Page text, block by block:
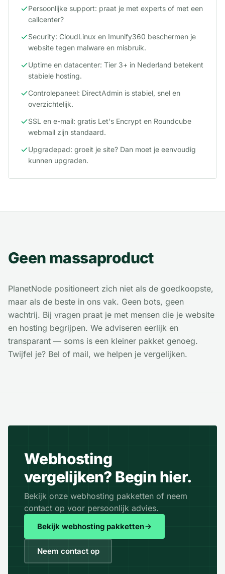
Persoonlijke support: praat je met experts of met een
callcenter?
Security: CloudLinux en Imunify360 beschermen je
website tegen malware en misbruik.
Uptime en datacenter: Tier 3+ in Nederland betekent
stabiele hosting.
Controlepaneel: DirectAdmin is stabiel, snel en
overzichtelijk.
SSL en e-mail: gratis Let's Encrypt en Roundcube
webmail zijn standaard.
Upgradepad: groeit je site? Dan moet je eenvoudig
kunnen upgraden.
Geen massaproduct
PlanetNode positioneert zich niet als de goedkoopste,
maar als de beste in ons vak. Geen bots, geen
wachtrij. Bij vragen praat je met mensen die je website
en hosting begrijpen. We adviseren eerlijk en
transparant — soms is een kleiner pakket genoeg.
Twijfel je? Bel of mail, we helpen je vergelijken.
Webhosting
vergelijken? Begin hier.
Bekijk onze webhosting pakketten of neem
contact op voor persoonlijk advies.
Bekijk webhosting pakketten
Neem contact op